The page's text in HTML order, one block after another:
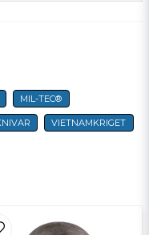
MIL-TEC®
VIETNAMKRIGET